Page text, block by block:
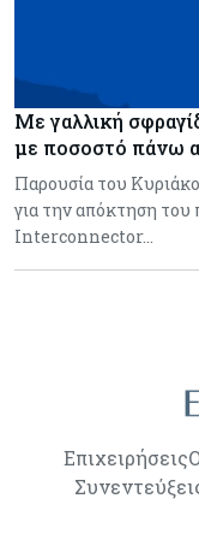
Με γαλλική
με ποσοστό πάνω
Παρουσία του
για την απόκτηση
Interconnector…
Επιχειρήσεις